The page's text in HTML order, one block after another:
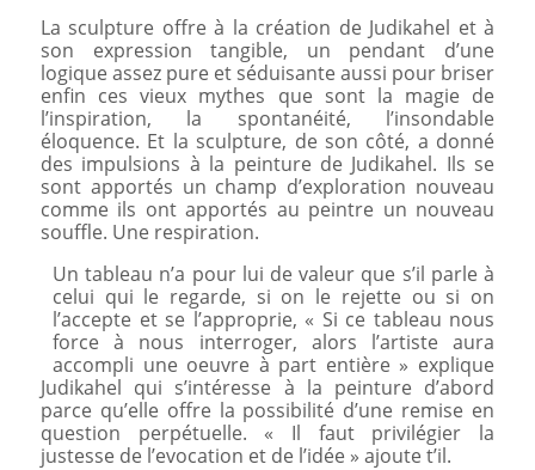
La sculpture offre à la création de Judikahel et à
son expression tangible, un pendant d’une
logique assez pure et séduisante aussi pour briser
enfin ces vieux mythes que sont la magie de
l’inspiration, la spontanéité, l’insondable
éloquence. Et la sculpture, de son côté, a donné
des impulsions à la peinture de Judikahel. Ils se
sont apportés un champ d’exploration nouveau
comme ils ont apportés au peintre un nouveau
souffle. Une respiration.
Un tableau n’a pour lui de valeur que s’il parle à
celui qui le regarde, si on le rejette ou si on
l’accepte et se l’approprie, « Si ce tableau nous
force à nous interroger, alors l’artiste aura
accompli une oeuvre à part entière » explique
Judikahel qui s’intéresse à la peinture d’abord
parce qu’elle offre la possibilité d’une remise en
question perpétuelle. « Il faut privilégier la
justesse de l’evocation et de l’idée » ajoute t’il.